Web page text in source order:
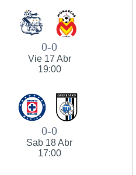
0-0
Vie 17 Abr
19:00
0-0
Sab 18 Abr
17:00